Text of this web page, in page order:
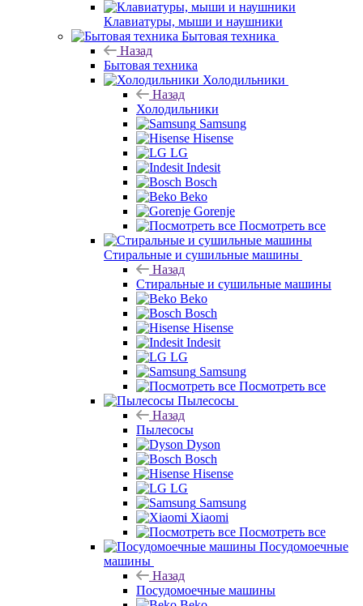
Клавиатуры, мыши и наушники
Бытовая техника
Назад
Бытовая техника
Холодильники
Назад
Холодильники
Samsung
Hisense
LG
Indesit
Bosch
Beko
Gorenje
Посмотреть все
Стиральные и сушильные машины
Назад
Стиральные и сушильные машины
Beko
Bosch
Hisense
Indesit
LG
Samsung
Посмотреть все
Пылесосы
Назад
Пылесосы
Dyson
Bosch
Hisense
LG
Samsung
Xiaomi
Посмотреть все
Посудомоечные
машины
Назад
Посудомоечные машины